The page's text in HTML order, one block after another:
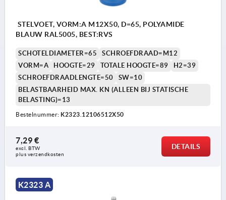
STELVOET, VORM:A M12X50, D=65, POLYAMIDE
BLAUW RAL5005, BEST:RVS
SCHOTELDIAMETER=65
SCHROEFDRAAD=M12
VORM=A
HOOGTE=29 TOTALE HOOGTE=89
H2=39
SCHROEFDRAADLENGTE=50
SW=10
BELASTBAARHEID MAX. KN (ALLEEN BIJ STATISCHE
BELASTING)=13
Bestelnummer: K2323.12106512X50
7,29 €
excl. BTW
plus verzendkosten
DETAILS
K2323 A